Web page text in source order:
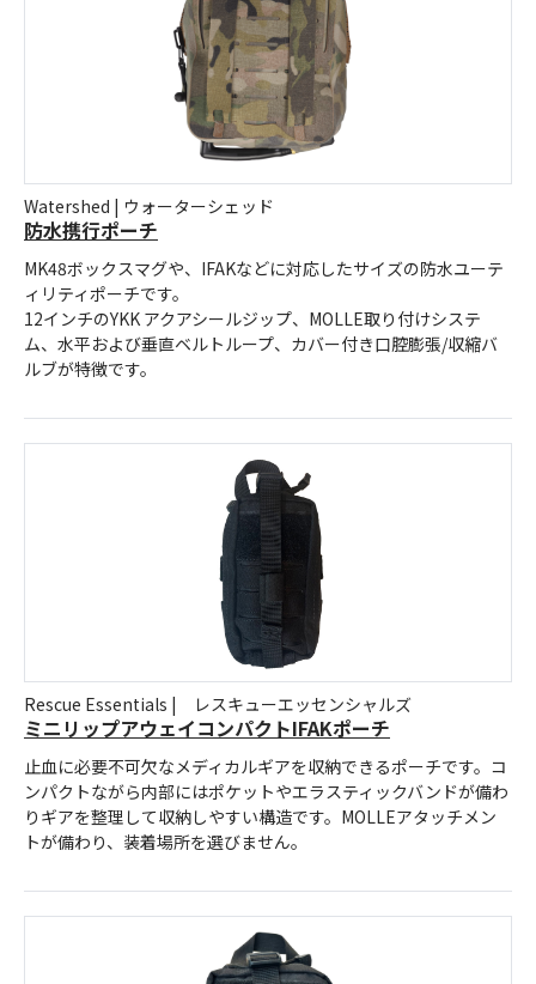
Watershed | ウォーターシェッド
防水携行ポーチ
MK48ボックスマグや、IFAKなどに対応したサイズの防水ユーテ
ィリティポーチです。
12インチのYKK アクアシールジップ、MOLLE取り付けシステ
ム、水平および垂直ベルトループ、カバー付き口腔膨張/収縮バ
ルブが特徴です。
Rescue Essentials | レスキューエッセンシャルズ
ミニリップアウェイコンパクトIFAKポーチ
止血に必要不可欠なメディカルギアを収納できるポーチです。コ
ンパクトながら内部にはポケットやエラスティックバンドが備わ
りギアを整理して収納しやすい構造です。MOLLEアタッチメン
トが備わり、装着場所を選びません。